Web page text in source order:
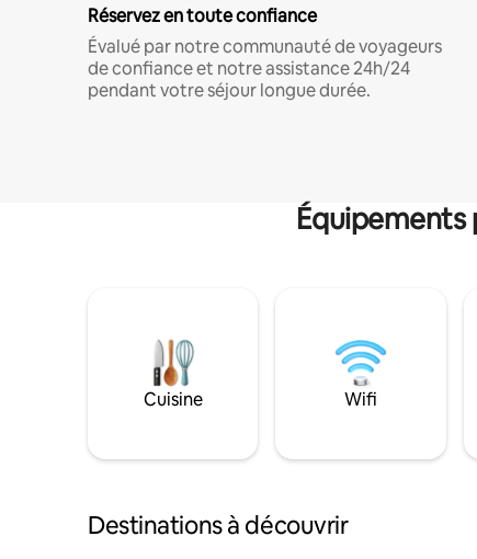
Réservez en toute confiance
Évalué par notre communauté de voyageurs
de confiance et notre assistance 24h/24
pendant votre séjour longue durée.
Équipements
Cuisine Wifi
Destinations à découvrir